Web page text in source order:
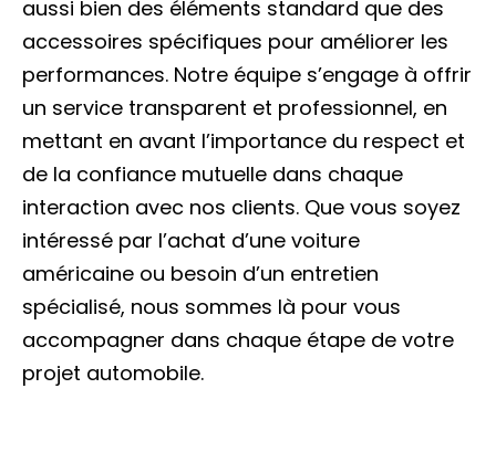
aussi bien des éléments standard que des
accessoires spécifiques pour améliorer les
performances. Notre équipe s’engage à offrir
un service transparent et professionnel, en
mettant en avant l’importance du respect et
de la confiance mutuelle dans chaque
interaction avec nos clients. Que vous soyez
intéressé par l’achat d’une voiture
américaine ou besoin d’un entretien
spécialisé, nous sommes là pour vous
accompagner dans chaque étape de votre
projet automobile.